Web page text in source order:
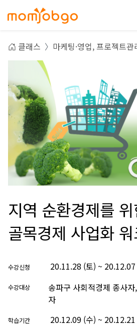
클래스 마케팅·영업, 프로젝트관
지역 순환경제를
골목경제 사업화
수강신청 20.11.28 (토) ~ 20.12.07
수강대상
송파구 사회적경제 종사
자
학습기간 20.12.09 (수) ~ 20.12.21